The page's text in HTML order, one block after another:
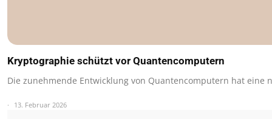
Kryptographie schützt vor Quantencomputern
Die zunehmende Entwicklung von Quantencomputern hat eine
13. Februar 2026